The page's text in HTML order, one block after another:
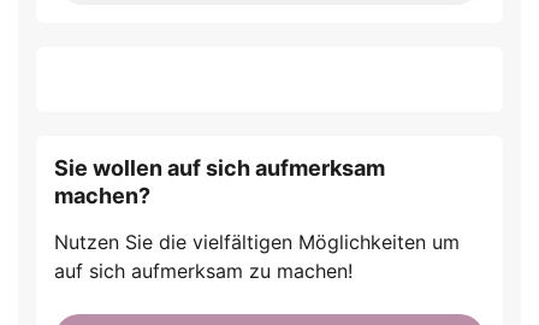
Sie wollen auf sich aufmerksam
machen?
Nutzen Sie die vielfältigen Möglichkeiten um
auf sich aufmerksam zu machen!